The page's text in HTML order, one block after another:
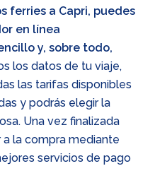
ferries a Capri, puedes
en línea
y, sobre todo,
los datos de tu viaje,
las tarifas disponibles
y podrás elegir la
Una vez finalizada
la compra mediante
servicios de pago